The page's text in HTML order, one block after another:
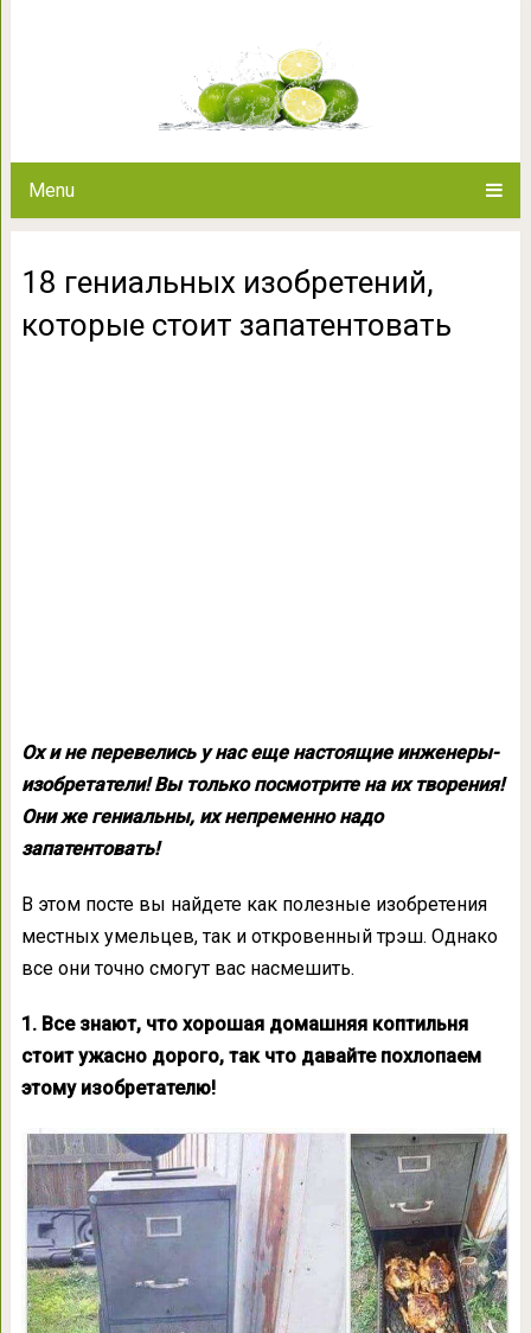
Menu
18 гениальных изобретений,
которые стоит запатентовать
Ох и не перевелись у нас еще настоящие инженеры-
изобретатели! Вы только посмотрите на их творения!
Они же гениальны, их непременно надо
запатентовать!
В этом посте вы найдете как полезные изобретения
местных умельцев, так и откровенный трэш. Однако
все они точно смогут вас насмешить.
1. Все знают, что хорошая домашняя коптильня
стоит ужасно дорого, так что давайте похлопаем
этому изобретателю!